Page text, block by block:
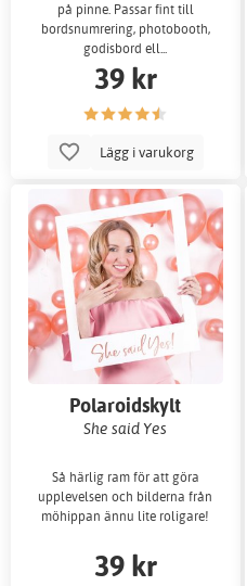
på pinne. Passar fint till
bordsnumrering, photobooth,
godisbord ell...
39 kr
Lägg i varukorg
Polaroidskylt
She said Yes
Så härlig ram för att göra
upplevelsen och bilderna från
möhippan ännu lite roligare!
39 kr